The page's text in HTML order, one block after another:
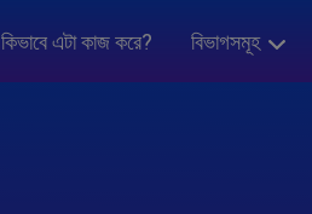
কিভাবে এটা কাজ করে? বিভাগসমূহ